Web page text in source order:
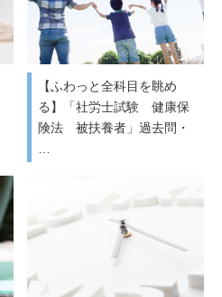
【ふわっと全科目を眺め
る】「社労士試験 健康保
険法 被扶養者」過去問・